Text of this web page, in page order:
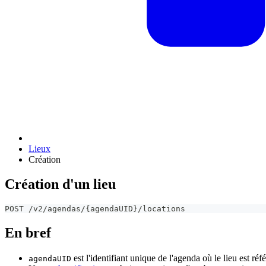
Lieux
Création
Création d'un lieu
POST /v2/agendas/{agendaUID}/locations
En bref
agendaUID est l'identifiant unique de l'agenda où le lieu est